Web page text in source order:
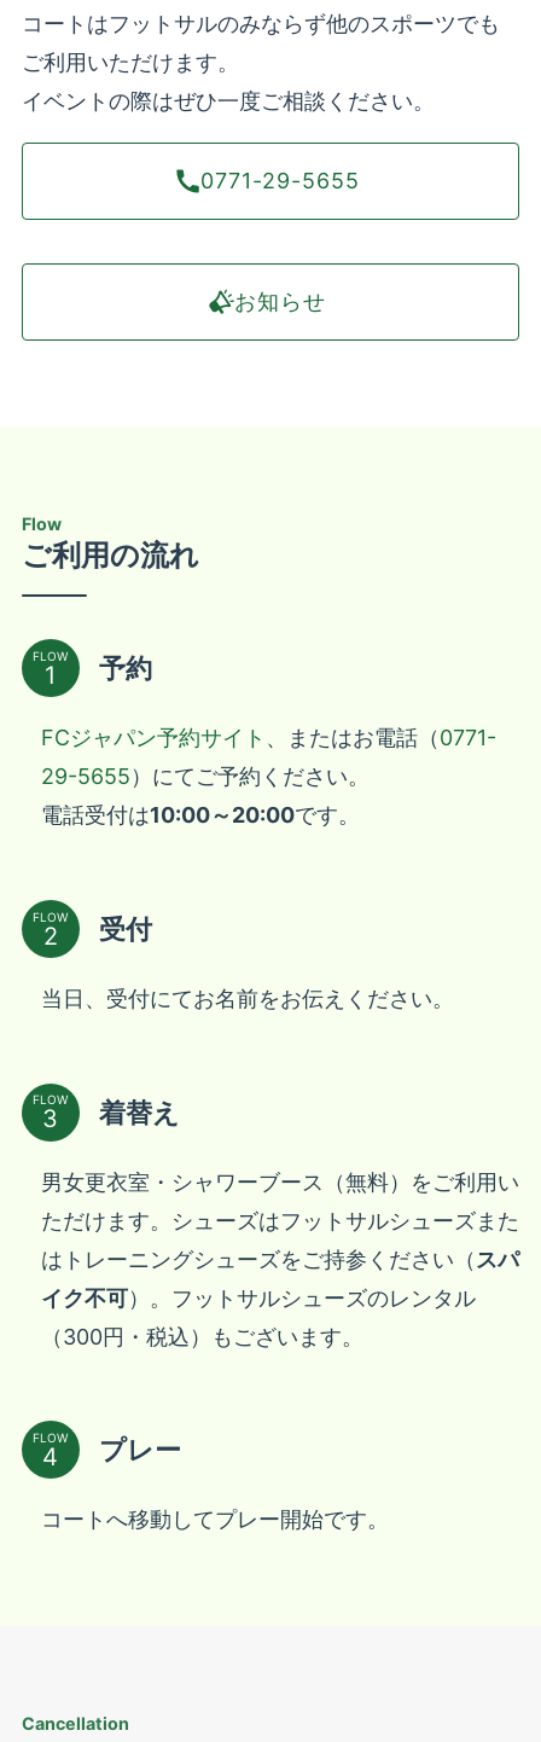
コートはフットサルのみならず他のスポーツでも
ご利用いただけます。
イベントの際はぜひ一度ご相談ください。
0771-29-5655
お知らせ
Flow
ご利用の流れ
FLOW 予約
FCジャパン予約サイト 、またはお電話（0771-
29-5655）にてご予約ください。
電話受付は10:00～20:00です。
FLOW 受付
当日、受付にてお名前をお伝えください。
FLOW 着替え
男女更衣室・シャワーブース（無料）をご利用い
ただけます。シューズはフットサルシューズまた
はトレーニングシューズをご持参ください（ スパ
イク不可）。フットサルシューズのレンタル
（300円・税込）もございます。
FLOW プレー
コートへ移動してプレー開始です。
Cancellation